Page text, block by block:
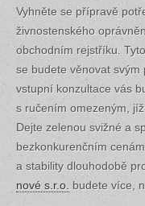
Vyhněte se přípravě
živnostenského
obchodním rejstříku.
se budete věnovat
vstupní konzultace vás
s ručením omezeným,
Dejte zelenou svižné a
bezkonkurenčním
a stability dlouhodobě
nové s.r.o. budete více,